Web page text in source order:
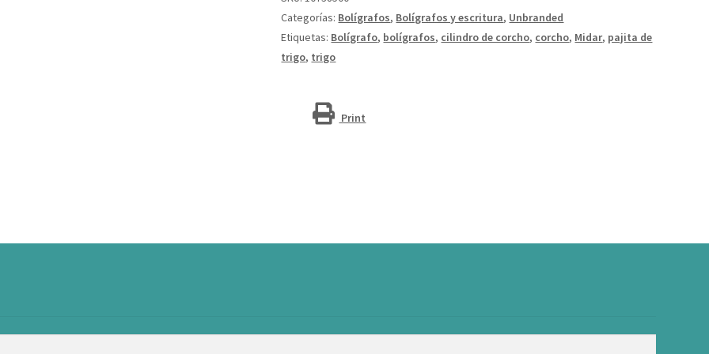
de
trigo
"Midar"
cantidad
Categorías: Bolígrafos, Bolígrafos y escritura, Unbranded
Etiquetas: Bolígrafo, bolígrafos, cilindro de corcho, corcho, Midar, pajita de
trigo, trigo
Print